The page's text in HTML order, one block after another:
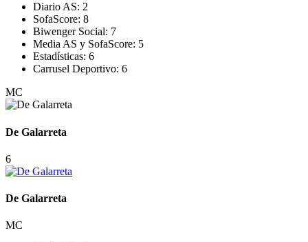
Diario AS: 2
SofaScore: 8
Biwenger Social: 7
Media AS y SofaScore: 5
Estadísticas: 6
Carrusel Deportivo: 6
MC
De Galarreta
6
De Galarreta
MC